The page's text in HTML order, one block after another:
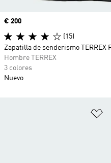
Precio
€ 200
(15)
Zapatilla de senderismo TERREX
Hombre TERREX
3 colores
Nuevo